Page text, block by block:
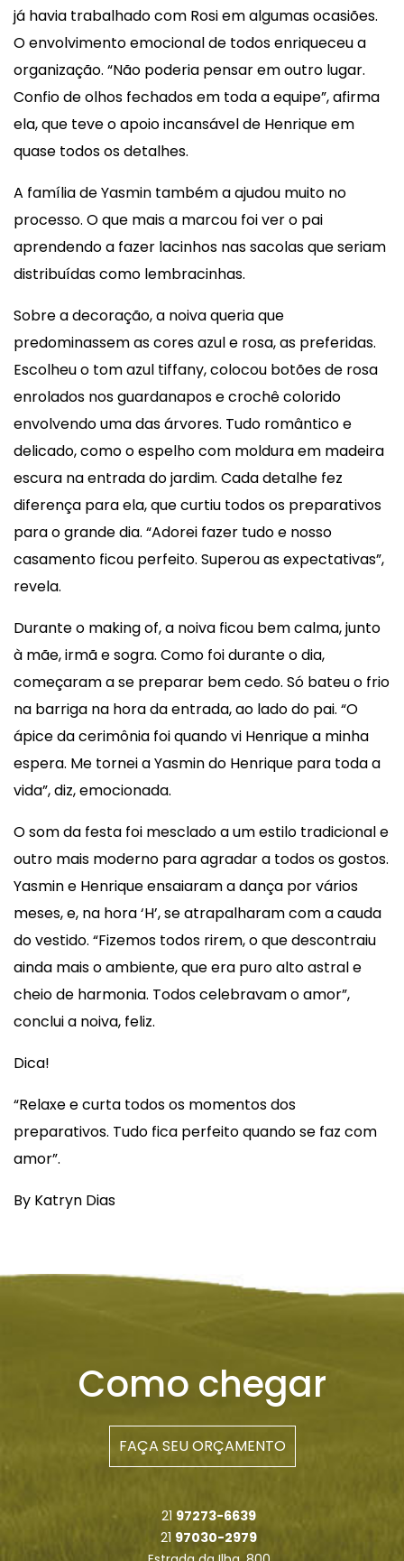
já havia trabalhado com Rosi em algumas ocasiões.
O envolvimento emocional de todos enriqueceu a
organização. “Não poderia pensar em outro lugar.
Confio de olhos fechados em toda a equipe”, afirma
ela, que teve o apoio incansável de Henrique em
quase todos os detalhes.
A família de Yasmin também a ajudou muito no
processo. O que mais a marcou foi ver o pai
aprendendo a fazer lacinhos nas sacolas que seriam
distribuídas como lembracinhas.
Sobre a decoração, a noiva queria que
predominassem as cores azul e rosa, as preferidas.
Escolheu o tom azul tiffany, colocou botões de rosa
enrolados nos guardanapos e crochê colorido
envolvendo uma das árvores. Tudo romântico e
delicado, como o espelho com moldura em madeira
escura na entrada do jardim. Cada detalhe fez
diferença para ela, que curtiu todos os preparativos
para o grande dia. “Adorei fazer tudo e nosso
casamento ficou perfeito. Superou as expectativas”,
revela.
Durante o making of, a noiva ficou bem calma, junto
à mãe, irmã e sogra. Como foi durante o dia,
começaram a se preparar bem cedo. Só bateu o frio
na barriga na hora da entrada, ao lado do pai. “O
ápice da cerimônia foi quando vi Henrique a minha
espera. Me tornei a Yasmin do Henrique para toda a
vida”, diz, emocionada.
O som da festa foi mesclado a um estilo tradicional e
outro mais moderno para agradar a todos os gostos.
Yasmin e Henrique ensaiaram a dança por vários
meses, e, na hora ‘H’, se atrapalharam com a cauda
do vestido. “Fizemos todos rirem, o que descontraiu
ainda mais o ambiente, que era puro alto astral e
cheio de harmonia. Todos celebravam o amor”,
conclui a noiva, feliz.
Dica!
“Relaxe e curta todos os momentos dos
preparativos. Tudo fica perfeito quando se faz com
amor”.
By Katryn Dias
Como chegar
FAÇA SEU ORÇAMENTO
21 97273-6639
21 97030-2979